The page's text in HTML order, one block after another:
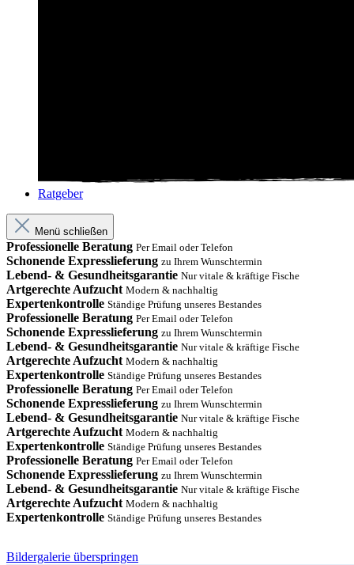
Ratgeber
Menü schließen
Professionelle Beratung Per Email oder Telefon
Schonende Expresslieferung zu Ihrem Wunschtermin
Lebend- & Gesundheitsgarantie Nur vitale & kräftige Fische
Artgerechte Aufzucht Modern & nachhaltig
Expertenkontrolle Ständige Prüfung unseres Bestandes
Professionelle Beratung Per Email oder Telefon
Schonende Expresslieferung zu Ihrem Wunschtermin
Lebend- & Gesundheitsgarantie Nur vitale & kräftige Fische
Artgerechte Aufzucht Modern & nachhaltig
Expertenkontrolle Ständige Prüfung unseres Bestandes
Professionelle Beratung Per Email oder Telefon
Schonende Expresslieferung zu Ihrem Wunschtermin
Lebend- & Gesundheitsgarantie Nur vitale & kräftige Fische
Artgerechte Aufzucht Modern & nachhaltig
Expertenkontrolle Ständige Prüfung unseres Bestandes
Professionelle Beratung Per Email oder Telefon
Schonende Expresslieferung zu Ihrem Wunschtermin
Lebend- & Gesundheitsgarantie Nur vitale & kräftige Fische
Artgerechte Aufzucht Modern & nachhaltig
Expertenkontrolle Ständige Prüfung unseres Bestandes
Bildergalerie überspringen